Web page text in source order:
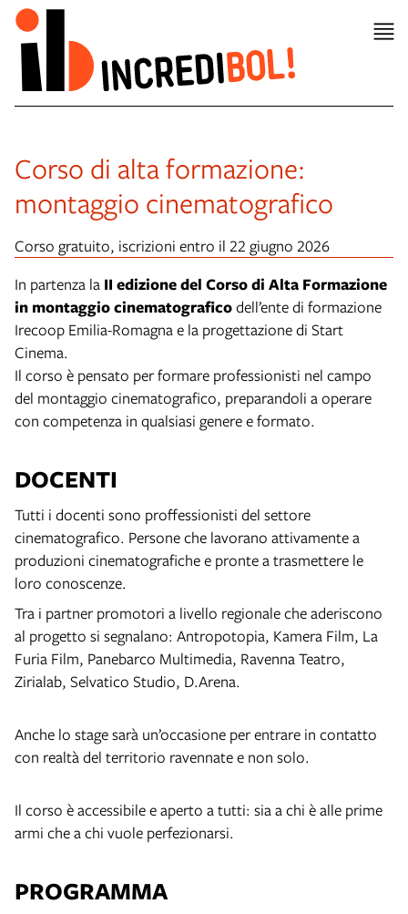
Corso di alta formazione:
montaggio cinematografico
Corso gratuito, iscrizioni entro il 22 giugno 2026
In partenza la II edizione del Corso di Alta Formazione
in montaggio cinematograficodell’ente di formazione
Irecoop Emilia-Romagna e la progettazione di Start
Cinema.
Il corso è pensato per formare professionisti nel campo
del montaggio cinematografico, preparandoli a operare
con competenza in qualsiasi genere e formato.
DOCENTI
Tutti i docenti sono proffessionisti del settore
cinematografico. Persone che lavorano attivamente a
produzioni cinematografiche e pronte a trasmettere le
loro conoscenze.
Tra i partner promotori a livello regionale che aderiscono
al progetto si segnalano: Antropotopia, Kamera Film, La
Furia Film, Panebarco Multimedia, Ravenna Teatro,
Zirialab, Selvatico Studio, D.Arena.
Anche lo stage sarà un’occasione per entrare in contatto
con realtà del territorio ravennate e non solo.
Il corso è accessibile e aperto a tutti: sia a chi è alle prime
armi che a chi vuole perfezionarsi.
PROGRAMMA